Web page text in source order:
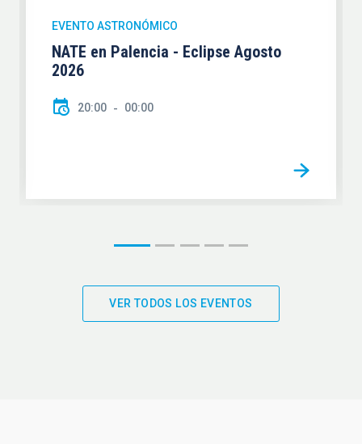
EVENTO ASTRONÓMICO
NATE en Palencia - Eclipse Agosto
2026
20:00 00:00
VER TODOS LOS EVENTOS